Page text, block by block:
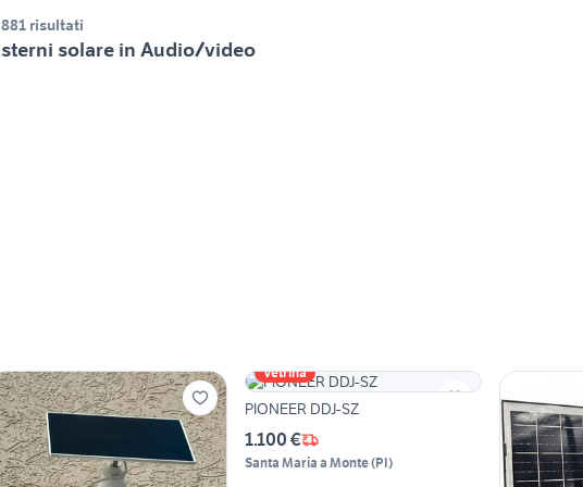
risultati
solare in Audio/video
Vetrina
PIONEER DDJ-SZ
1.100 €
Santa Maria a Monte(PI)